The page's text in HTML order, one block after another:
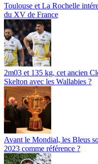
Toulouse et La Rochelle
du XV de France
2m03 et 135 kg, cet ancien
Skelton avec les Wallabies ?
Avant le Mondial, les Bleus
2023 comme référence ?